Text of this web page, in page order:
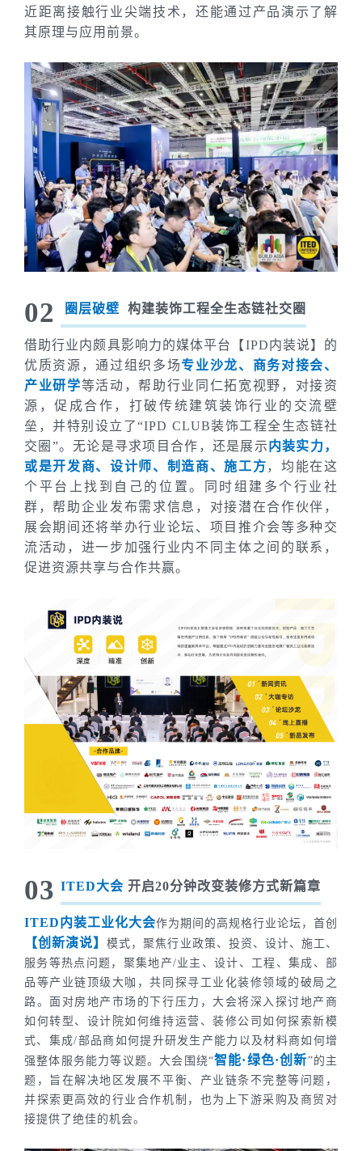
近距离接触行业尖端技术，还能通过产品演示了解
其原理与应用前景。
02 圈层破壁 构建装饰工程全生态链社交圈
借助行业内颇具影响力的媒体平台【IPD内装说】的
优质资源，通过组织多场专业沙龙、商务对接会、
产业研学等活动，帮助行业同仁拓宽视野，对接资
源，促成合作，打破传统建筑装饰行业的交流壁
垒，并特别设立了“IPD CLUB装饰工程全生态链社
交圈”。无论是寻求项目合作，还是展示内装实力，
或是开发商、设计师、制造商、施工方，均能在这
个平台上找到自己的位置。同时组建多个行业社
群，帮助企业发布需求信息，对接潜在合作伙伴，
展会期间还将举办行业论坛、项目推介会等多种交
流活动，进一步加强行业内不同主体之间的联系，
促进资源共享与合作共赢。
03 ITED大会 开启20分钟改变装修方式新篇章
ITED内装工业化大会作为期间的高规格行业论坛，首创
【创新演说】模式，聚焦行业政策、投资、设计、施工、
服务等热点问题，聚集地产/业主、设计、工程、集成、部
品等产业链顶级大咖，共同探寻工业化装修领域的破局之
路。面对房地产市场的下行压力，大会将深入探讨地产商
如何转型、设计院如何维持运营、装修公司如何探索新模
式、集成/部品商如何提升研发生产能力以及材料商如何增
强整体服务能力等议题。大会围绕“智能·绿色·创新”的主
题，旨在解决地区发展不平衡、产业链条不完整等问题，
并探索更高效的行业合作机制，也为上下游采购及商贸对
接提供了绝佳的机会。